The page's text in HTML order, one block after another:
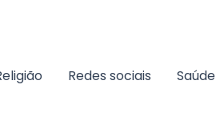
Redes sociais Saúde